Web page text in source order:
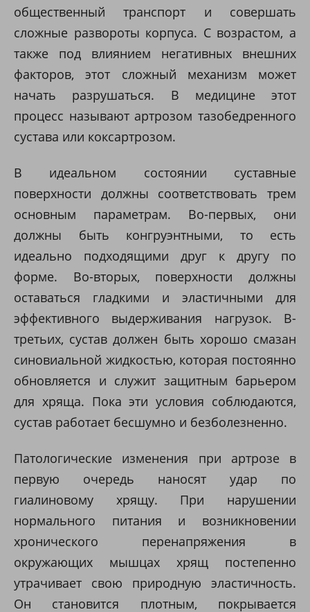
общественный транспорт и совершать
сложные развороты корпуса. С возрастом, а
также под влиянием негативных внешних
факторов, этот сложный механизм может
начать разрушаться. В медицине этот
процесс называют артрозом тазобедренного
сустава или коксартрозом.
В идеальном состоянии суставные
поверхности должны соответствовать трем
основным параметрам. Во-первых, они
должны быть конгруэнтными, то есть
идеально подходящими друг к другу по
форме. Во-вторых, поверхности должны
оставаться гладкими и эластичными для
эффективного выдерживания нагрузок. В-
третьих, сустав должен быть хорошо смазан
синовиальной жидкостью, которая постоянно
обновляется и служит защитным барьером
для хряща. Пока эти условия соблюдаются,
сустав работает бесшумно и безболезненно.
Патологические изменения при артрозе в
первую очередь наносят удар по
гиалиновому хрящу. При нарушении
нормального питания и возникновении
хронического перенапряжения в
окружающих мышцах хрящ постепенно
утрачивает свою природную эластичность.
Он становится плотным, покрывается